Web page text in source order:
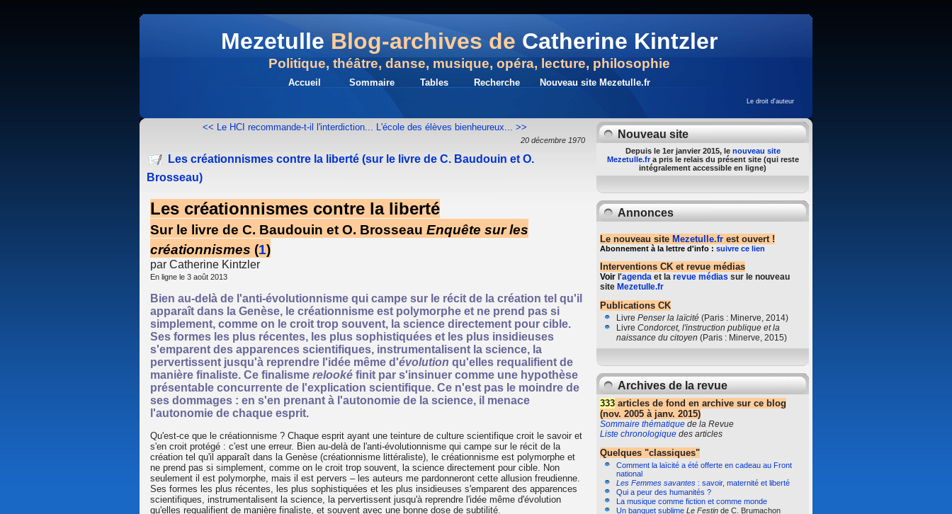
Mezetulle Blog-archives de Catherine Kintzler
Politique, théâtre, danse, musique, opéra, lecture, philosophie
Accueil Sommaire Tables Recherche Nouveau site Mezetulle.fr
Le droit d'auteur
<< Le HCI recommande-t-il l'interdiction... L'école des élèves bienheureux... >>
20 décembre 1970
Les créationnismes contre la liberté (sur le livre de C. Baudouin et O.
Brosseau)
Les créationnismes contre la liberté
Sur le livre de C. Baudouin et O. Brosseau Enquête sur les
créationnismes (1)
par Catherine Kintzler
En ligne le 3 août 2013
Bien au-delà de l'anti-évolutionnisme qui campe sur le récit de la création tel qu'il
apparaît dans la Genèse, le créationnisme est polymorphe et ne prend pas si
simplement, comme on le croit trop souvent, la science directement pour cible.
Ses formes les plus récentes, les plus sophistiquées et les plus insidieuses
s'emparent des apparences scientifiques, instrumentalisent la science, la
pervertissent jusqu'à reprendre l'idée même d'évolution qu'elles requalifient de
manière finaliste. Ce finalisme relooké finit par s'insinuer comme une hypothèse
présentable concurrente de l'explication scientifique. Ce n'est pas le moindre de
ses dommages : en s'en prenant à l'autonomie de la science, il menace
l'autonomie de chaque esprit.
Qu'est-ce que le créationnisme ? Chaque esprit ayant une teinture de culture scientifique croit le savoir et
s'en croit protégé : c'est une erreur. Bien au-delà de l'anti-évolutionnisme qui campe sur le récit de la
création tel qu'il apparaît dans la Genèse (créationnisme littéraliste), le créationnisme est polymorphe et
ne prend pas si simplement, comme on le croit trop souvent, la science directement pour cible. Non
seulement il est polymorphe, mais il est pervers – les auteurs me pardonneront cette allusion freudienne.
Ses formes les plus récentes, les plus sophistiquées et les plus insidieuses s'emparent des apparences
scientifiques, instrumentalisent la science, la pervertissent jusqu'à reprendre l'idée même d'évolution
qu'elles requalifient de manière finaliste, et souvent avec une bonne dose de subtilité.
Nouveau site
Depuis le 1er janvier 2015, le nouveau site
Mezetulle.fra pris le relais du présent site (qui reste
intégralement accessible en ligne)
Annonces
Le nouveau site Mezetulle.fr est ouvert !
Abonnement à la lettre d'info : suivre ce lien
Interventions CK et revue médias
Voir l'agenda et la revue médias sur le nouveau
site Mezetulle.fr
Publications CK
Livre Penser la laïcité (Paris : Minerve, 2014)
Livre Condorcet, l'instruction publique et la
naissance du citoyen (Paris : Minerve, 2015)
Archives de la revue
333 articles de fond en archive sur ce blog
(nov. 2005 à janv. 2015)
Sommaire thématique de la Revue
Liste chronologique des articles
Quelques "classiques"
Comment la laïcité a été offerte en cadeau au Front
national
Les Femmes savantes : savoir, maternité et liberté
Qui a peur des humanités ?
La musique comme fiction et comme monde
Un banquet sublime Le Festin de C. Brumachon